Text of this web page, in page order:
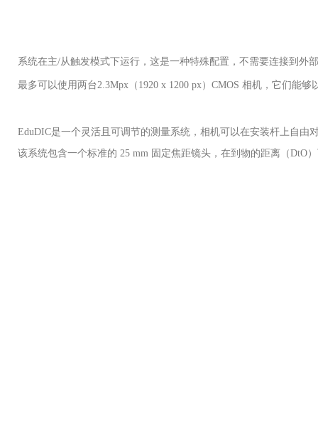
系统在主/从触发模式下运行，这是一种特殊配置，不需要连接到外
最多可以使用两台2.3Mpx（1920 x 1200 px）CMOS 相机，它们能
EduDIC是一个灵活且可调节的测量系统，相机可以在安装杆上自
该系统包含一个标准的 25 mm 固定焦距镜头，在到物的距离（DtO